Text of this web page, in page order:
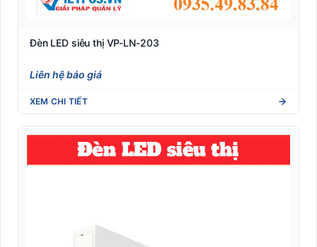
Đèn LED siêu thị VP-LN-203
Liên hệ báo giá
XEM CHI TIẾT